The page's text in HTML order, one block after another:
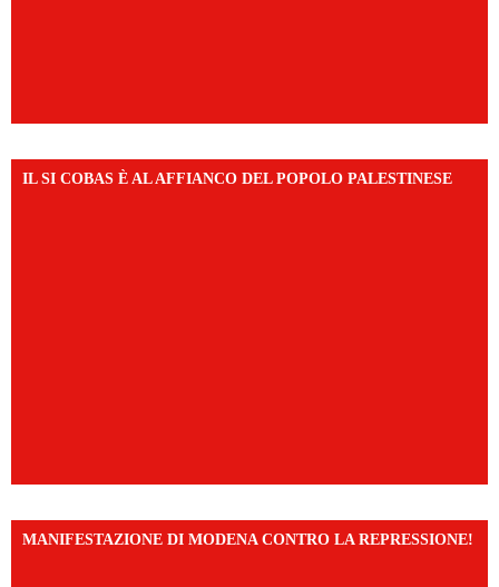
IL SI COBAS È AL AFFIANCO DEL POPOLO PALESTINESE
MANIFESTAZIONE DI MODENA CONTRO LA REPRESSIONE!